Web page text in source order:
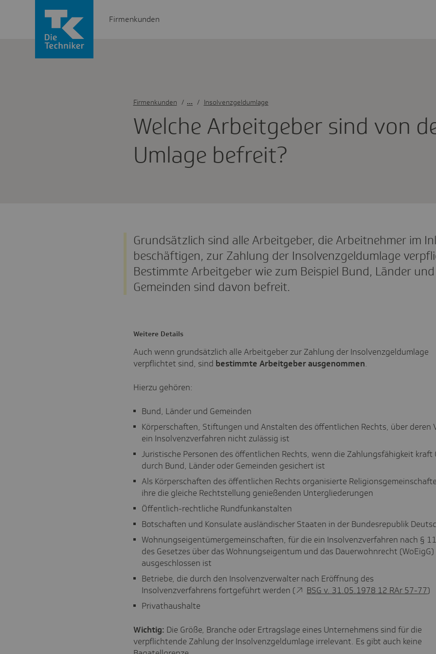
Firmenkunden
Welche Arbeit­geber sind von
Umlage befreit?
Firmenkunden / Insolvenzgeldumlage
Grundsätzlich sind alle Arbeitgeber, die Arbeitnehmer im
beschäftigen, zur Zahlung der Insolvenzgeldumlage
Bestimmte Arbeitgeber wie zum Beispiel Bund, Länder und
Gemeinden sind davon befreit.
Weitere Details
Auch wenn grundsätzlich alle Arbeitgeber zur Zahlung der Insolvenzgeldumlage
verpflichtet sind, sind bestimmte Arbeitgeber ausgenommen.
Hierzu gehören:
Bund, Länder und Gemeinden
Körperschaften, Stiftungen und Anstalten des öffentlichen Rechts, über deren
ein Insolvenzverfahren nicht zulässig ist
Juristische Personen des öffentlichen Rechts, wenn die Zahlungsfähigkeit kraft
durch Bund, Länder oder Gemeinden gesichert ist
Als Körperschaften des öffentlichen Rechts organisierte
ihre die gleiche Rechtstellung genießenden Untergliederungen
Öffentlich-rechtliche Rundfunkanstalten
Botschaften und Konsulate ausländischer Staaten in der Bundesrepublik
Wohnungseigentümergemeinschaften, für die ein Insolvenzverfahren nach §
des Gesetzes über das Wohnungseigentum und das Dauerwohnrecht (WoEigG)
ausgeschlossen ist
Betriebe, die durch den Insolvenzverwalter nach Eröffnung des
Insolvenzverfahrens fortgeführt werden (
BSG v. 31.05.1978 12 RAr 57-77)
Privathaushalte
Wichtig: Die Größe, Branche oder Ertragslage eines Unternehmens sind für die
verpflichtende Zahlung der Insolvenzgeldumlage irrelevant. Es gibt auch keine